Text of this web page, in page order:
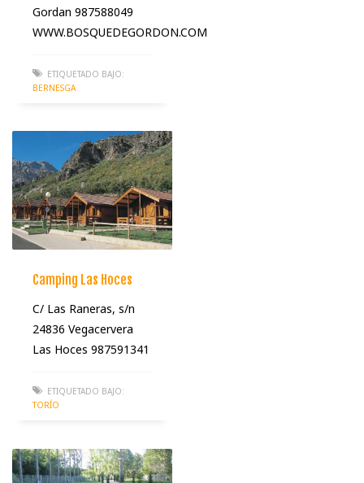
Gordan 987588049
WWW.BOSQUEDEGORDON.COM
ETIQUETADO BAJO:
BERNESGA
Camping Las Hoces
C/ Las Raneras, s/n
24836 Vegacervera
Las Hoces 987591341
ETIQUETADO BAJO:
TORÍO